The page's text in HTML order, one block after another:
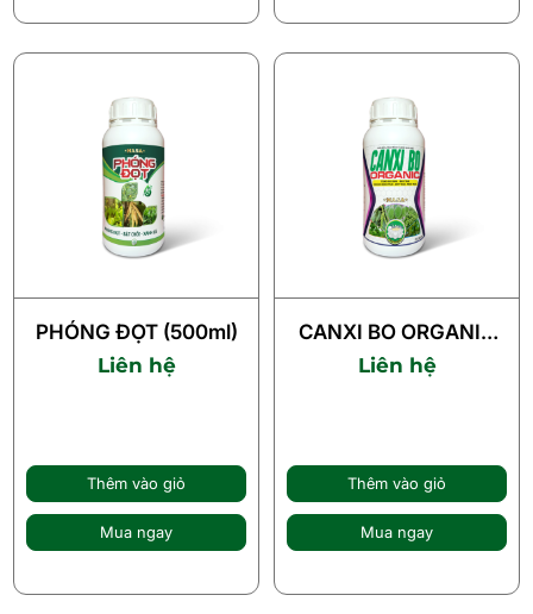
PHÓNG ĐỌT (500ml)
Liên hệ
Thêm vào giỏ
Mua ngay
CANXI BO ORGANIC
(500ml)
Liên hệ
Thêm vào giỏ
Mua ngay